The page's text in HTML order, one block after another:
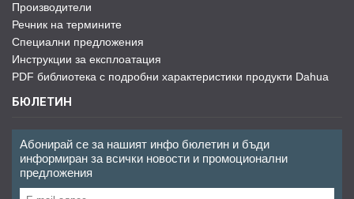
Производители
Речник на термините
Специални предложения
Инструкции за експлоатация
PDF библиотека с подробни характеристики продукти Dahua
БЮЛЕТИН
Абонирай се за нашият инфо бюлетин и бъди
информиран за всички новости и промоционални
предложения